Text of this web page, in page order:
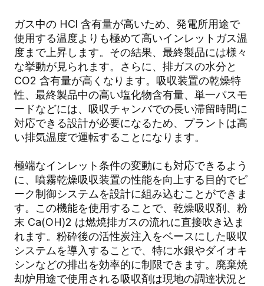
ガス中の HCl 含有量が高いため、発電所用途で
使用する温度よりも極めて高いインレットガス温
度まで上昇します。その結果、最終製品には様々
な挙動が見られます。さらに、排ガスの水分と
CO2 含有量が高くなります。吸収装置の乾燥特
性、最終製品中の高い塩化物含有量、単一パスモ
ードなどには、吸収チャンバでの長い滞留時間に
対応できる設計が必要になるため、プラントは高
い排気温度で運転することになります。
極端なインレット条件の変動にも対応できるよう
に、噴霧乾燥吸収装置の性能を向上する目的でピ
ーク制御システムを設計に組み込むことができま
す。この機能を使用することで、乾燥吸収剤、粉
末 Ca(OH)2 は燃焼排ガスの流れに直接吹き込ま
れます。粉砕後の活性炭注入をベースにした吸収
システムを導入することで、特に水銀やダイオキ
シンなどの排出を効率的に制限できます。廃棄焼
却炉用途で使用される吸収剤は現地の調達状況と